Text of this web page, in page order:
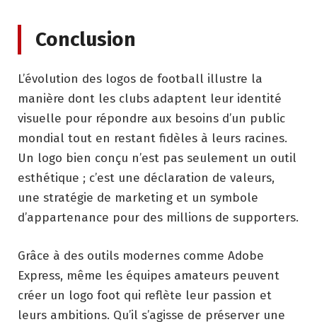
Conclusion
L’évolution des logos de football illustre la
manière dont les clubs adaptent leur identité
visuelle pour répondre aux besoins d’un public
mondial tout en restant fidèles à leurs racines.
Un logo bien conçu n’est pas seulement un outil
esthétique ; c’est une déclaration de valeurs,
une stratégie de marketing et un symbole
d’appartenance pour des millions de supporters.
Grâce à des outils modernes comme Adobe
Express, même les équipes amateurs peuvent
créer un logo foot qui reflète leur passion et
leurs ambitions. Qu’il s’agisse de préserver une